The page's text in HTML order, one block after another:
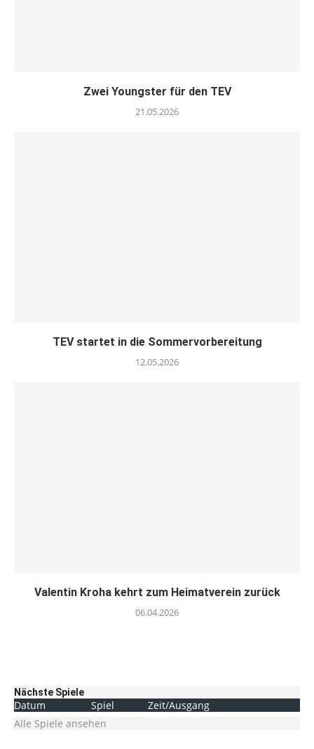
Zwei Youngster für den TEV
21.05.2026
TEV startet in die Sommervorbereitung
12.05.2026
Valentin Kroha kehrt zum Heimatverein zurück
06.04.2026
Nächste Spiele
Datum Spiel
Zeit/Ausgang
Alle Spiele ansehen